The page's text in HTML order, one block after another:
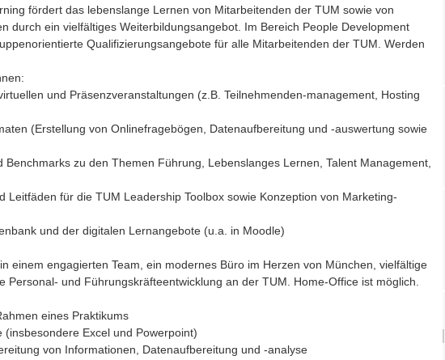
fördert das lebenslange Lernen von Mitarbeitenden der TUM sowie von
durch ein vielfältiges Weiterbildungsangebot. Im Bereich People Development
Qualifizierungsangebote für alle Mitarbeitenden der TUM. Werden
und Präsenzveranstaltungen (z.B. Teilnehmenden-management, Hosting
(Erstellung von Onlinefragebögen, Datenaufbereitung und -auswertung sowie
Benchmarks zu den Themen Führung, Lebenslanges Lernen, Talent Management,
Leitfäden für die TUM Leadership Toolbox sowie Konzeption von Marketing-
und der digitalen Lernangebote (u.a. in Moodle)
einem engagierten Team, ein modernes Büro im Herzen von München, vielfältige
Personal- und Führungskräfteentwicklung an der TUM. Home-Office ist möglich.
eines Praktikums
(insbesondere Excel und Powerpoint)
von Informationen, Datenaufbereitung und -analyse